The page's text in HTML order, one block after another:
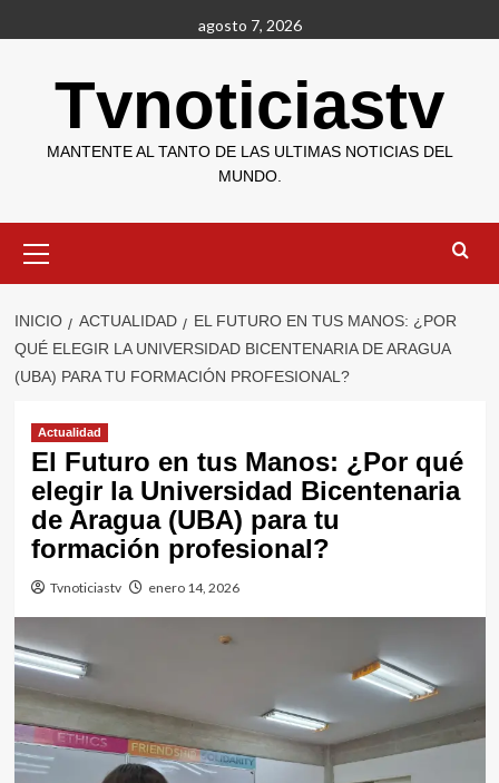
al
agosto 7, 2026
Tvnoticiastv
MANTENTE AL TANTO DE LAS ULTIMAS NOTICIAS DEL
MUNDO.
primario
INICIO ACTUALIDAD
EL FUTURO EN TUS MANOS: ¿POR
QUÉ ELEGIR LA UNIVERSIDAD BICENTENARIA DE ARAGUA
(UBA) PARA TU FORMACIÓN PROFESIONAL?
Actualidad
El Futuro en tus Manos: ¿Por qué
elegir la Universidad Bicentenaria
de Aragua (UBA) para tu
formación profesional?
Tvnoticiastv enero 14, 2026